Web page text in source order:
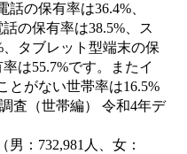
の保有率は36.4%、
の保有率は38.5%、ス
タブレット型端末の保
は55.7%です。またイ
とがない世帯率は16.5%
査（世帯編） 令和4年デ
男：732,981人、女：